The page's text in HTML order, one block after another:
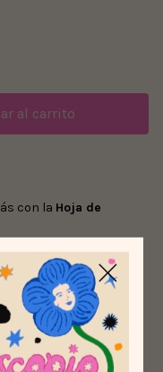
con la Hoja de
creatividad.